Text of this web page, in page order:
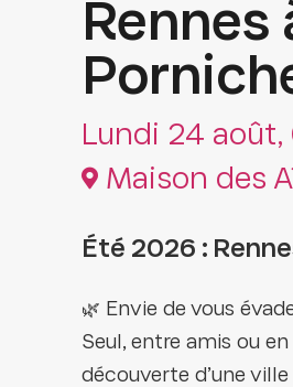
Rennes
Lundi 24
Maison des
Été 2026 :
🌿 Envie de vous
Seul, entre amis ou
découverte d’une